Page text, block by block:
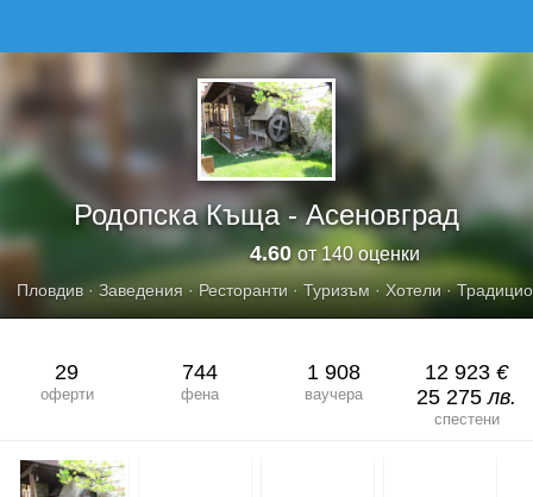
Родопска Къща - Асеновград
4.60от 140 оценки
Пловдив · Заведения · Ресторанти · Туризъм · Хотели·
29
оферти
744
фена
1 908
ваучера
12 923 €
25 275лв.
спестени